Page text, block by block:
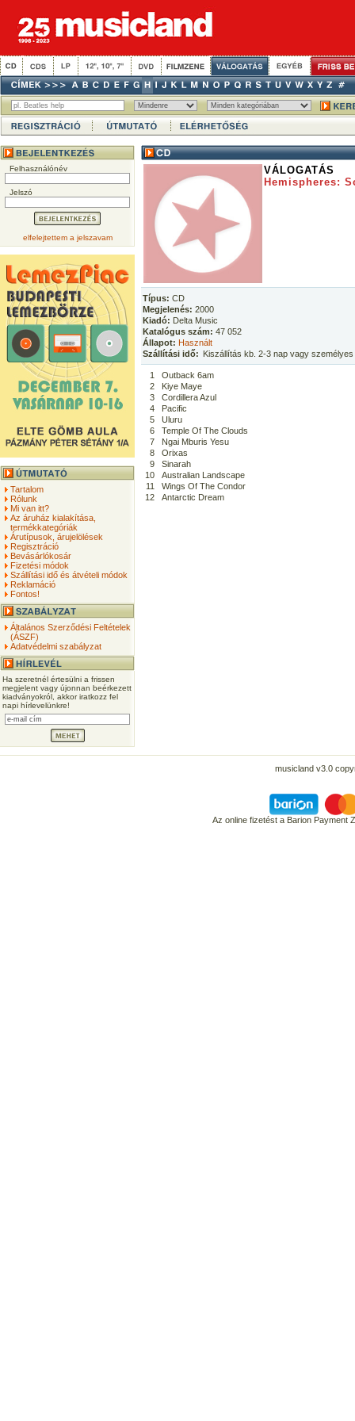
Felhasználónév
Jelszó
elfelejtettem a jelszavam
Tartalom
Rólunk
Mi van itt?
Az áruház kialakítása,
termékkategóriák
Árutípusok, árujelölések
Regisztráció
Bevásárlókosár
Fizetési módok
Szállítási idő és átvételi módok
Reklamáció
Fontos!
Általános Szerződési Feltételek
(ÁSZF)
Adatvédelmi szabályzat
Ha szeretnél értesülni a frissen
megjelent vagy újonnan beérkezett
kiadványokról, akkor iratkozz fel
napi hírlevelünkre!
VÁLOGATÁS
Hemispheres:
Típus: CD
Megjelenés: 2000
Kiadó: Delta Music
Katalógus szám: 47 052
Állapot: Használt
Szállítási idő: Kiszállítás kb. 2-3 nap vagy
1
Outback 6am
2
Kiye Maye
3
Cordillera Azul
4
Pacific
5
Uluru
6
Temple Of The Clouds
7
Ngai Mburis Yesu
8
Orixas
9
Sinarah
10
Australian Landscape
11
Wings Of The Condor
12
Antarctic Dream
musicland v3.0
Az online fizetést a Barion Payment